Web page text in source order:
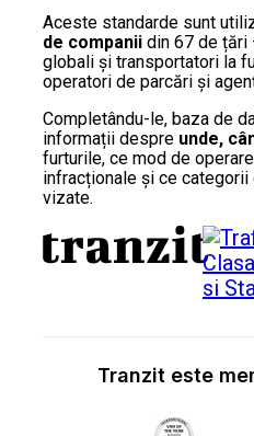
Aceste standarde sunt
de companii din 67 de țări
globali și transportatori la
operatori de parcări și
Completându-le, baza de
informații despre unde,
furturile, ce mod de
infracționale și ce
vizate.
Tranzit este